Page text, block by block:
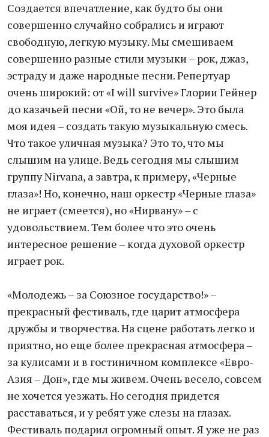
Создается впечатление, как будто бы они
совершенно случайно собрались и играют
свободную, легкую музыку. Мы смешиваем
совершенно разные стили музыки – рок, джаз,
эстраду и даже народные песни. Репертуар
очень широкий: от «I will survive» Глории Гейнер
до казачьей песни «Ой, то не вечер». Это была
моя идея – создать такую музыкальную смесь.
Что такое уличная музыка? Это то, что мы
слышим на улице. Ведь сегодня мы слышим
группу Nirvana, а завтра, к примеру, «Черные
глаза»! Но, конечно, наш оркестр «Черные глаза»
не играет (смеется), но «Нирвану» – с
удовольствием. Тем более что это очень
интересное решение – когда духовой оркестр
играет рок.
«Молодежь – за Союзное государство!» –
прекрасный фестиваль, где царит атмосфера
дружбы и творчества. На сцене работать легко и
приятно, но еще более прекрасная атмосфера –
за кулисами и в гостиничном комплексе «Евро-
Азия – Дон», где мы живем. Очень весело, совсем
не хочется уезжать. Но сегодня придется
расставаться, и у ребят уже слезы на глазах.
Фестиваль подарил огромный опыт. Я уже не раз